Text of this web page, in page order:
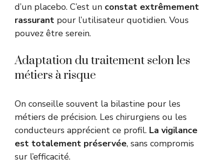
d’un placebo. C’est un constat extrêmement
rassurant pour l’utilisateur quotidien. Vous
pouvez être serein.
Adaptation du traitement selon les
métiers à risque
On conseille souvent la bilastine pour les
métiers de précision. Les chirurgiens ou les
conducteurs apprécient ce profil. La vigilance
est totalement préservée, sans compromis
sur l’efficacité.